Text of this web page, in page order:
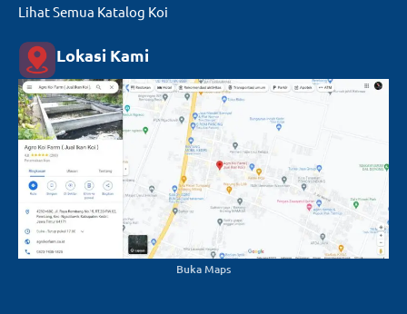
Lihat Semua Katalog Koi
Lokasi Kami
Buka Maps